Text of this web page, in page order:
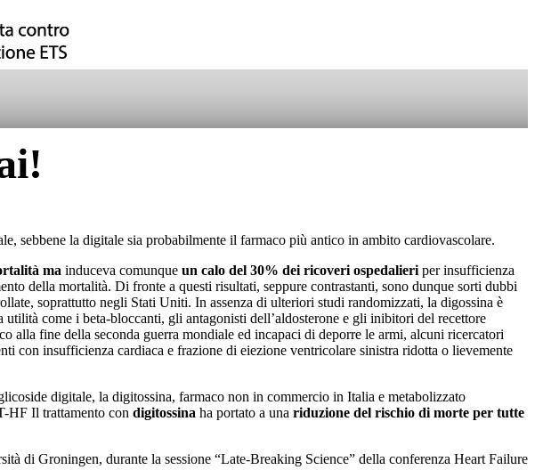
sebbene la digitale sia probabilmente il farmaco più antico in ambito cardiovascolare.
ma induceva comunque un calo del 30% dei ricoveri ospedalieri per insufficienza
della mortalità. Di fronte a questi risultati, seppure contrastanti, sono dunque sorti dubbi
soprattutto negli Stati Uniti. In assenza di ulteriori studi randomizzati, la digossina è
come i beta-bloccanti, gli antagonisti dell’aldosterone e gli inibitori del recettore
alla fine della seconda guerra mondiale ed incapaci di deporre le armi, alcuni ricercatori
con insufficienza cardiaca e frazione di eiezione ventricolare sinistra ridotta o lievemente
digitale, la digitossina, farmaco non in commercio in Italia e metabolizzato
HF Il trattamento con digitossina ha portato a una riduzione del rischio di morte per tutte
di Groningen, durante la sessione “Late-Breaking Science” della conferenza Heart Failure